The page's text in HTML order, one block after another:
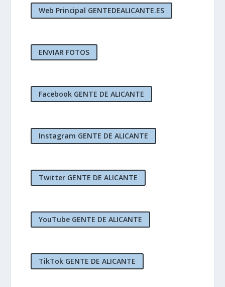
Web Principal GENTEDEALICANTE.ES
ENVIAR FOTOS
Facebook GENTE DE ALICANTE
Instagram GENTE DE ALICANTE
Twitter GENTE DE ALICANTE
YouTube GENTE DE ALICANTE
TikTok GENTE DE ALICANTE